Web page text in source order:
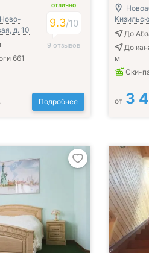
д. 10
661
ОТЛИЧНО
9.3/10
9 отзывов
Подробнее
До
До
м
Ски-
от 3